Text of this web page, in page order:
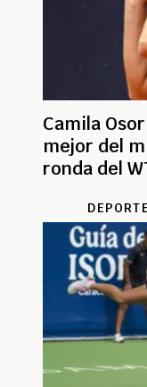
Camila
mejor del
ronda del